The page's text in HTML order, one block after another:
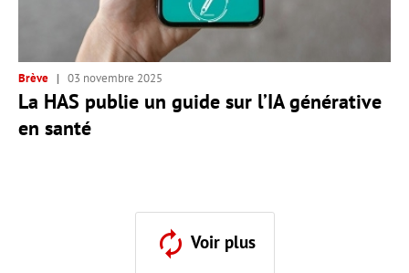
Brève 03 novembre 2025
La HAS publie un guide sur l’IA générative
en santé
Voir plus